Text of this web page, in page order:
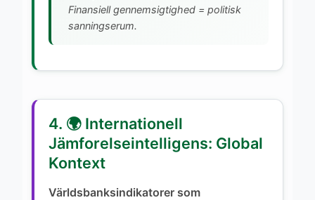
Finansiell gennemsigtighed = politisk
sanningserum.
4. 🌍 Internationell
Jämforelseintelligens: Global
Kontext
Världsbanksindikatorer som